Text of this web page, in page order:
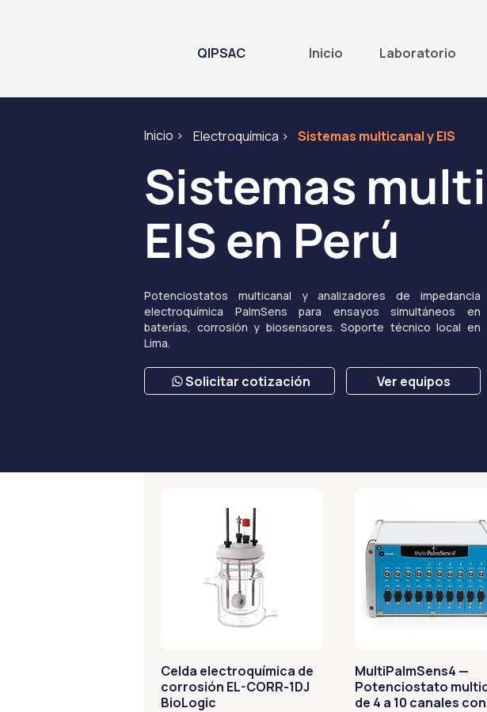
QIPSAC Inicio Laboratorio
Inicio > Electroquímica > Sistemas multicanal y EIS
Sistemas
EIS en Perú
Potenciostatos multicanal y analizadores de impedancia
electroquímica PalmSens para ensayos simultáneos en
baterías, corrosión y biosensores. Soporte técnico local en
Lima.
Solicitar cotización Ver equipos
Celda electroquímica de
corrosión EL-CORR-1DJ
BioLogic
MultiPalmSens4 —
Potenciostato
de 4 a 10 canales con